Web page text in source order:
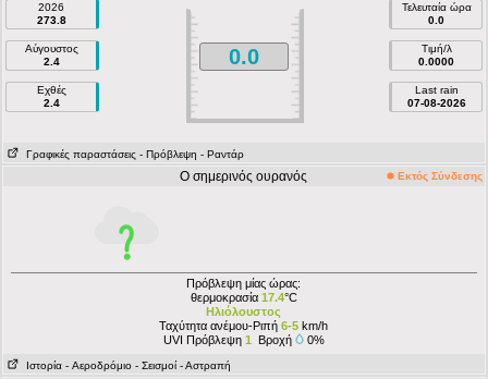
2026
273.8
Αύγουστος
2.4
Εχθές
2.4
0.0
Τελευταία ώρα
0.0
Τιμή/λ
0.0000
Last rain
07-08-2026
Γραφικές παραστάσεις - Πρόβλεψη - Ραντάρ
Ο σημερινός ουρανός Εκτός Σύνδεσης
Πρόβλεψη μίας ώρας:
θερμοκρασία 17.4°C
Ηλιόλουστος
Ταχύτητα ανέμου-Ριπή 6-5 km/h
UVI Πρόβλεψη 1 Βροχή 0%
Ιστορία - Aεροδρόμιο - Σεισμοί - Αστραπή